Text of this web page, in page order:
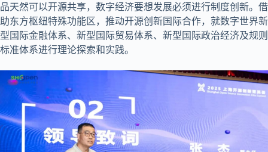
品天然可以开源共享，数字经济要想发展必须进行制度创新。借
助东方枢纽特殊功能区，推动开源创新国际合作，就数字世界新
型国际金融体系、新型国际贸易体系、新型国际政治经济及规则
标准体系进行理论探索和实践。